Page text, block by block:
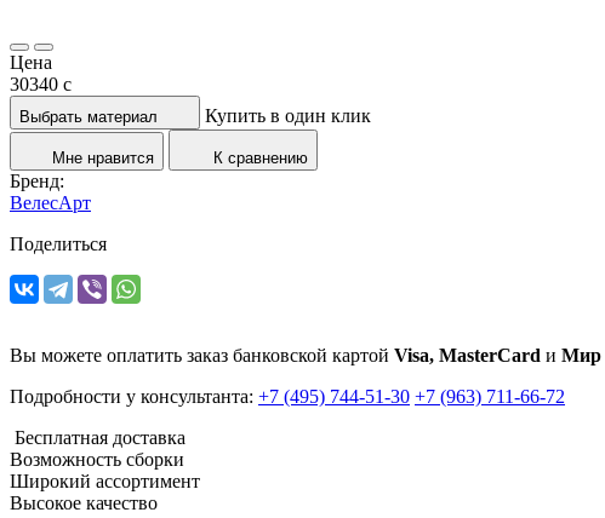
Цена
30340 c
Выбрать материал Купить в один клик
Мне нравится К сравнению
Бренд:
ВелесАрт
Поделиться
Вы можете оплатить заказ банковской картой Visa, MasterCard и Мир
Подробности у консультанта: +7 (495) 744-51-30 +7 (963) 711-66-72
Бесплатная доставка
Возможность сборки
Широкий ассортимент
Высокое качество